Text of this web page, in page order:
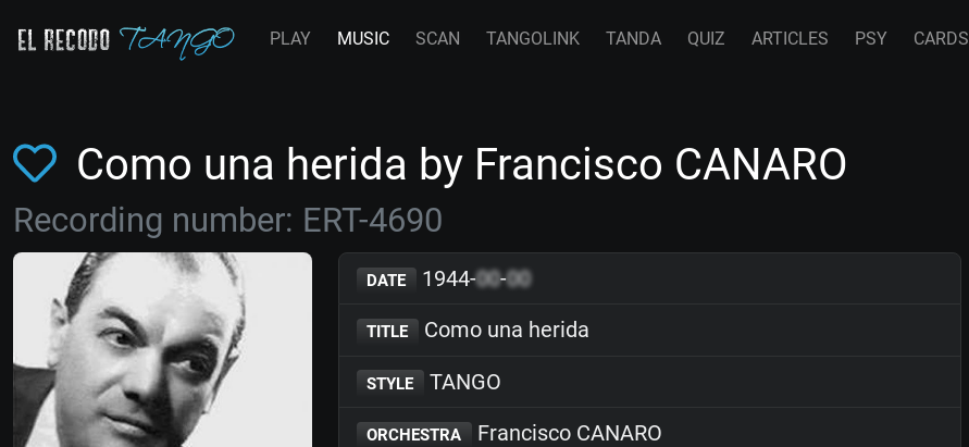
PLAY MUSIC SCAN TANGOLINK TANDA QUIZ ARTICLES PSY CARDS
Como una herida by Francisco CANARO
Recording number: ERT-4690
DATE 1944-00-00
TITLE Como una herida
STYLE TANGO
ORCHESTRA Francisco CANARO